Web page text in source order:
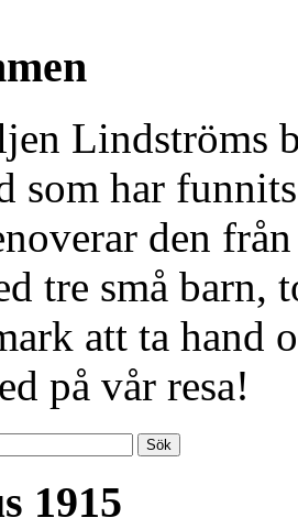
Lindströms
som har
den
tre små barn,
att ta hand
på vår resa!
1915